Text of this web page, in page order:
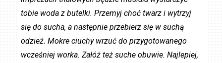
tobie woda z butelki. Przemyj choć twarz i wytrzyj
się do sucha, a następnie przebierz się w suchą
odzież. Mokre ciuchy wrzuć do przygotowanego
wcześniej worka. Załóż też suche obuwie. Najlepiej,